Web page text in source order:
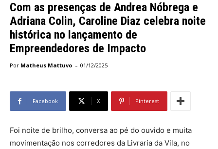
Com as presenças de Andrea Nóbrega e
Adriana Colin, Caroline Diaz celebra noite
histórica no lançamento de
Empreendedores de Impacto
Por Matheus Mattuvo - 01/12/2025
Facebook X Pinterest
Foi noite de brilho, conversa ao pé do ouvido e muita
movimentação nos corredores da Livraria da Vila, no